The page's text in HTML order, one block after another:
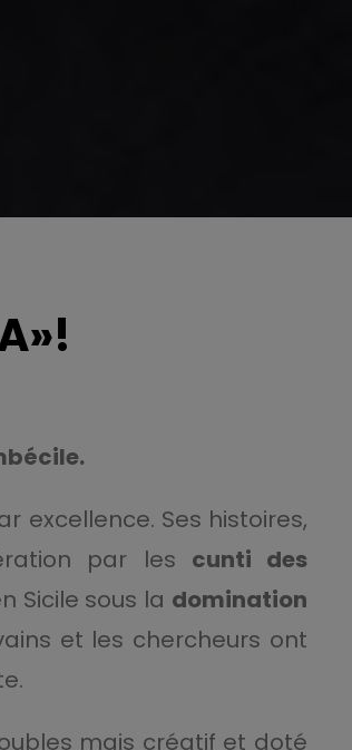
excellence. Ses histoires,
par les cunti des
Sicile sous la domination
et les chercheurs ont
mais créatif et doté